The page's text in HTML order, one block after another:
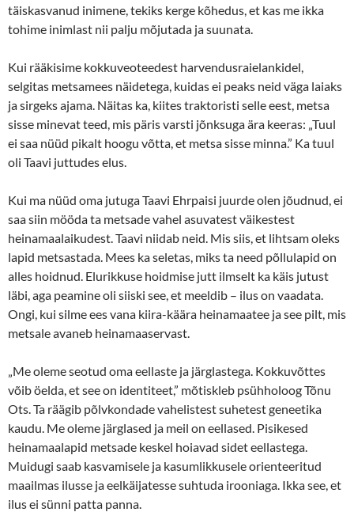
täiskasvanud inimene, tekiks kerge kõhedus, et kas me ikka
tohime inimlast nii palju mõjutada ja suunata.
Kui rääkisime kokkuveoteedest harvendusraielankidel,
selgitas metsamees näidetega, kuidas ei peaks neid väga laiaks
ja sirgeks ajama. Näitas ka, kiites traktoristi selle eest, metsa
sisse minevat teed, mis päris varsti jõnksuga ära keeras: „Tuul
ei saa nüüd pikalt hoogu võtta, et metsa sisse minna.” Ka tuul
oli Taavi juttudes elus.
Kui ma nüüd oma jutuga Taavi Ehrpaisi juurde olen jõudnud, ei
saa siin mööda ta metsade vahel asuvatest väikestest
heinamaalaikudest. Taavi niidab neid. Mis siis, et lihtsam oleks
lapid metsastada. Mees ka seletas, miks ta need põllulapid on
alles hoidnud. Elurikkuse hoidmise jutt ilmselt ka käis jutust
läbi, aga peamine oli siiski see, et meeldib – ilus on vaadata.
Ongi, kui silme ees vana kiira-käära heinamaatee ja see pilt, mis
metsale avaneb heinamaaservast.
„Me oleme seotud oma eellaste ja järglastega. Kokkuvõttes
võib öelda, et see on identiteet,” mõtiskleb psühholoog Tõnu
Ots. Ta räägib põlvkondade vahelistest suhetest geneetika
kaudu. Me oleme järglased ja meil on eellased. Pisikesed
heinamaalapid metsade keskel hoiavad sidet eellastega.
Muidugi saab kasvamisele ja kasumlikkusele orienteeritud
maailmas ilusse ja eelkäijatesse suhtuda irooniaga. Ikka see, et
ilus ei sünni patta panna.